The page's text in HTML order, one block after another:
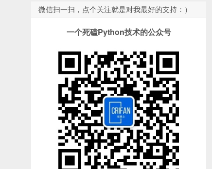
微信扫一扫，点个关注就是对我最好的支持：）
一个死磕Python技术的公众号